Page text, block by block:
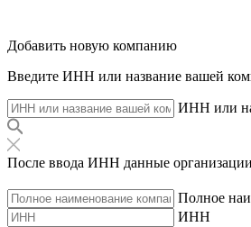
Добавить новую компанию
Введите ИНН или название вашей
ИНН или
После ввода ИНН данные
Полное
ИНН